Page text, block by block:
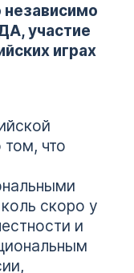
независимо
участие
играх
что
скоро у
и